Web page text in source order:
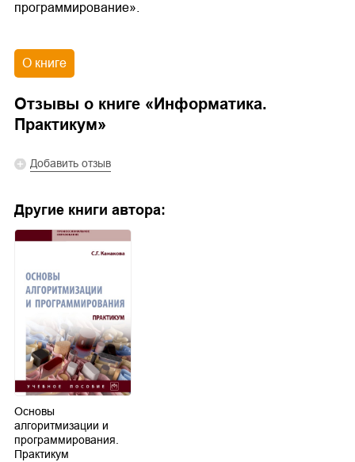
программирование».
О книге
Отзывы о книге « Информатика.
Практикум»
Добавить отзыв
Другие книги автора:
Основы
алгоритмизации и
программирования.
Практикум